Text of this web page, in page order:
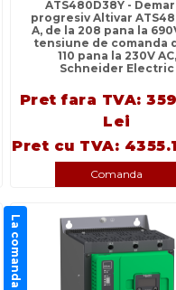
ATS480D38Y -
progresiv Altivar
A, de la 208 pana la
tensiune de comanda
110 pana la 230V AC,
Schneider Electric
Pret fara TVA:
Lei
Pret cu TVA:
Comanda
La comanda